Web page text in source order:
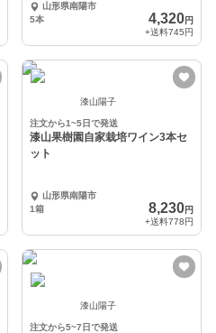
山形県南陽市
5本
4,320円
+送料745円
漆山陽子
注文から1~5日で発送
漆山果樹園自家栽培ワイン3本セ
ット
山形県南陽市
1箱
8,230円
+送料778円
漆山陽子
注文から5~7日で発送